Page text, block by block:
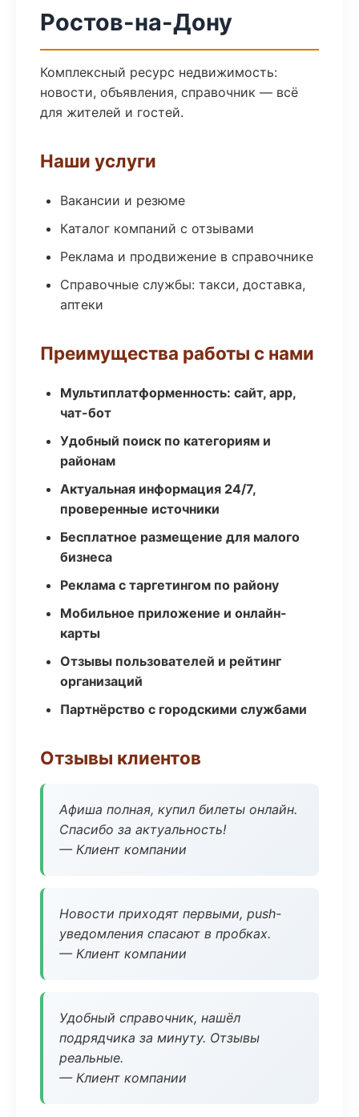
Ростов-на-Дону
Комплексный ресурс недвижимость:
новости, объявления, справочник — всё
для жителей и гостей.
Наши услуги
Вакансии и резюме
Каталог компаний с отзывами
Реклама и продвижение в справочнике
Справочные службы: такси, доставка,
аптеки
Преимущества работы с нами
Мультиплатформенность: сайт, app,
чат-бот
Удобный поиск по категориям и
районам
Актуальная информация 24/7,
проверенные источники
Бесплатное размещение для малого
бизнеса
Реклама с таргетингом по району
Мобильное приложение и онлайн-
карты
Отзывы пользователей и рейтинг
организаций
Партнёрство с городскими службами
Отзывы клиентов
Афиша полная, купил билеты онлайн.
Спасибо за актуальность!
— Клиент компании
Новости приходят первыми, push-
уведомления спасают в пробках.
— Клиент компании
Удобный справочник, нашёл
подрядчика за минуту. Отзывы
реальные.
— Клиент компании